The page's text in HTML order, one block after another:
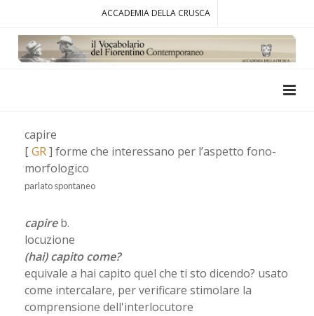
ACCADEMIA DELLA CRUSCA
capire
[GR] forme che interessano per l’aspetto fono-
morfologico
parlato spontaneo
capireb.
locuzione
(hai) capito come?
equivale a hai capito quel che ti sto dicendo? usato
come intercalare, per verificare stimolare la
comprensione dell'interlocutore